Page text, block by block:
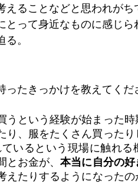
ることなどと思われがち
って身近なものに感じら
。
たきっかけを教えてくだ
うという経験が始まった
、服をたくさん買ったり
いるという現場に触れる
とお金が、本当に自分の
えたりするようになった